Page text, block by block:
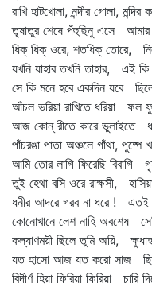
রাখি হাটখোলা, নন্দীর গোলা, মন্দির
তৃষাতুর শেষে পঁহুছিনু এসে আমার
ধিক্‌ ধিক্‌ ওরে, শতধিক্‌ তোরে,
যখনি যাহার তখনি তাহার, এই
সে কি মনে হবে একদিন যবে ছিলে
আঁচল ভরিয়া রাখিতে ধরিয়া ফল
আজ কোন্‌ রীতে কারে ভুলাইতে
পাঁচরঙা পাতা অঞ্চলে গাঁথা, পুষ্পে
আমি তোর লাগি ফিরেছি বিবাগি
তুই হেথা বসি ওরে রাক্ষসী,
ধনীর আদরে গরব না ধরে ! এতই
কোনোখানে লেশ নাহি অবশেষ
কল্যাণময়ী ছিলে তুমি অয়ি,
যত হাসো আজ যত করো সাজ
বিদীর্ণ হিয়া ফিরিয়া ফিরিয়া চারি